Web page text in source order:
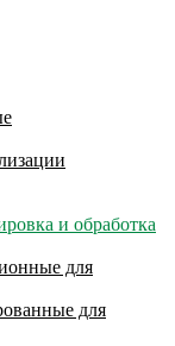
и обработка
для
для